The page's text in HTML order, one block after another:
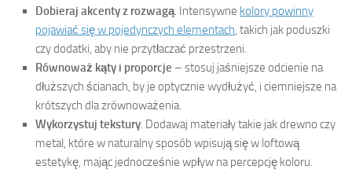
Dobieraj akcenty z rozwagą . Intensywne kolory powinny
pojawiać się w pojedynczych elementach , takich jak poduszki
czy dodatki, aby nie przytłaczać przestrzeni.
Równoważ kąty i proporcje – stosuj jaśniejsze odcienie na
dłuższych ścianach, by je optycznie wydłużyć, i ciemniejsze na
krótszych dla zrównoważenia.
Wykorzystuj tekstury . Dodawaj materiały takie jak drewno czy
metal, które w naturalny sposób wpisują się w loftową
estetykę, mając jednocześnie wpływ na percepcję koloru.